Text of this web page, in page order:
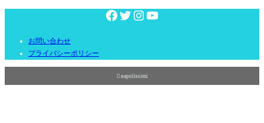
お問い合わせ
プライバシーポリシー
 napolissimi